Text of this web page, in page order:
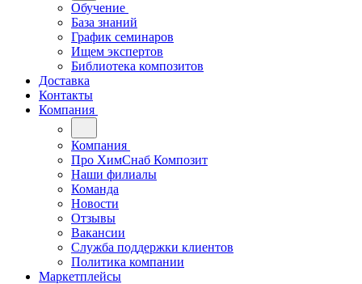
Обучение
База знаний
График семинаров
Ищем экспертов
Библиотека композитов
Доставка
Контакты
Компания
Компания
Про ХимСнаб Композит
Наши филиалы
Команда
Новости
Отзывы
Вакансии
Служба поддержки клиентов
Политика компании
Маркетплейсы